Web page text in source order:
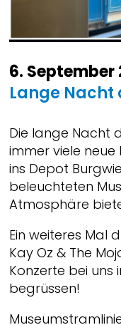
6. September
Lange Nacht
Die lange Nacht
immer viele neue
ins Depot
beleuchteten
Atmosphäre
Ein weiteres Mal
Kay Oz & The
Konzerte bei
begrüssen!